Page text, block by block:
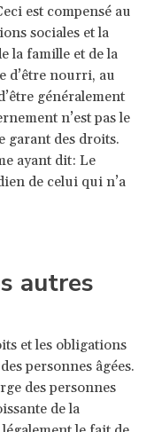
est compensé au
sociales et la
la famille et de la
d’être nourri, au
généralement
n’est pas le
garant des droits.
ayant dit: Le
de celui qui n’a
autres
et les obligations
personnes âgées.
des personnes
de la